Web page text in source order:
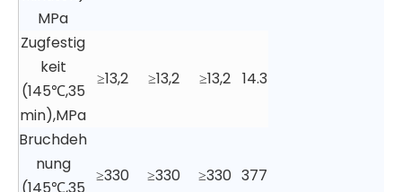
MPa
Zugfestig
keit
(145℃,35
min),MPa
≥13,2 ≥13,2 ≥13,2 14.3
Bruchdeh
nung
≥330 ≥330 ≥330 377